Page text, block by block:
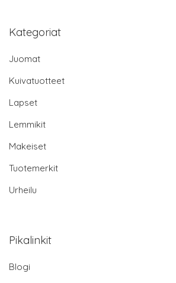
Kategoriat
Juomat
Kuivatuotteet
Lapset
Lemmikit
Makeiset
Tuotemerkit
Urheilu
Pikalinkit
Blogi